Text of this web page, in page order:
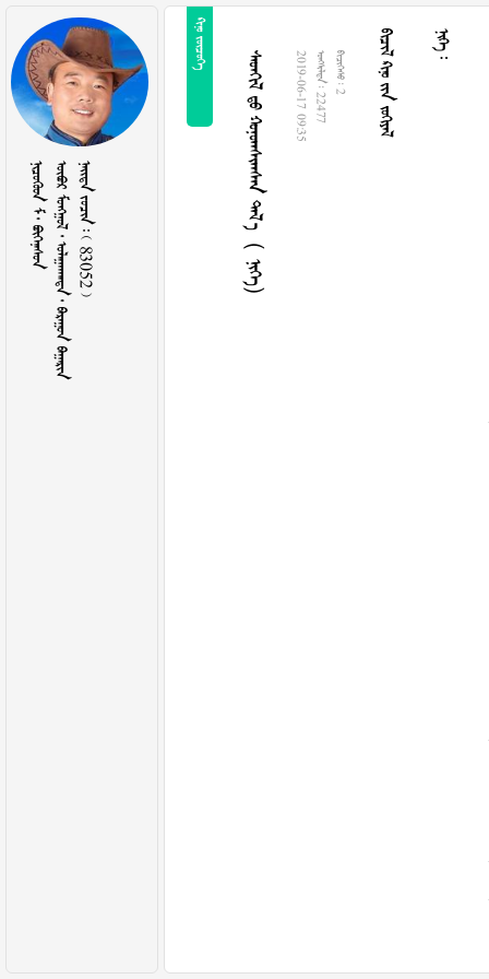
             83052 
 
   （ ） 2019-06-17 09:35  22477  2      